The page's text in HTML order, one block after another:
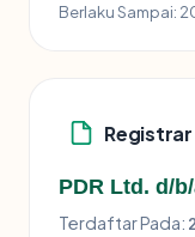
Berlaku Sampai:
Registrar
PDR Ltd. d/
Terdaftar Pada: